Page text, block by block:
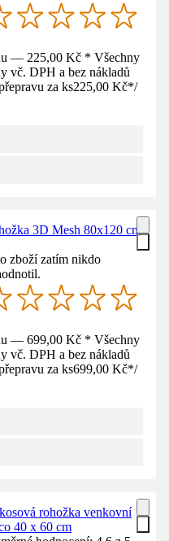
— 225,00 Kč * Všechny
vč. DPH a bez nákladů
za ks225,00 Kč*/
3D Mesh 80x120 cm
zboží zatím nikdo
— 699,00 Kč * Všechny
vč. DPH a bez nákladů
za ks699,00 Kč*/
rohožka venkovní
40 x 60 cm